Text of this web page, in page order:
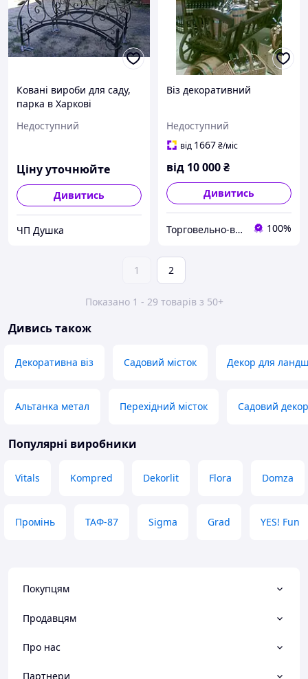
Ковані вироби для саду,
парка в Харкові
Недоступний
Ціну уточнюйте
Дивитись
ЧП Душка
Віз декоративний
Недоступний
від 1667₴/міс
від 10 000₴
Дивитись
Торговельно-виробнича компанія "ДОМЗА" 100%
1 2
Показано 1 - 29 товарів з 50+
Дивись також
Декоративна віз Садовий місток Декор для
Альтанка метал Перехідний місток Садовий
Популярні виробники
Vitals Kompred Dekorlit Flora Domza
Промінь ТАФ-87 Sigma Grad YES! Fun
Покупцям
Продавцям
Про нас
Партнери